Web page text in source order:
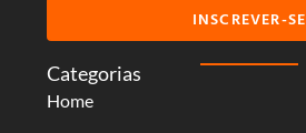
Categorias
Home
INSCREVER-SE